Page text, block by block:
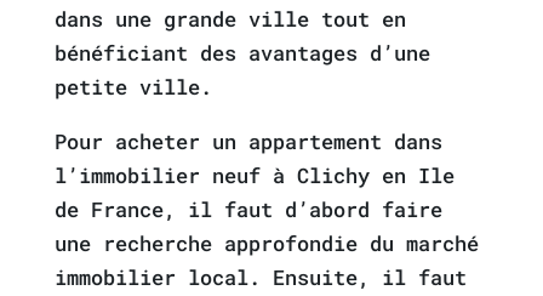
dans une grande ville tout en
bénéficiant des avantages d’une
petite ville.
Pour acheter un appartement dans
l’immobilier neuf à Clichy en Ile
de France, il faut d’abord faire
une recherche approfondie du marché
immobilier local. Ensuite, il faut